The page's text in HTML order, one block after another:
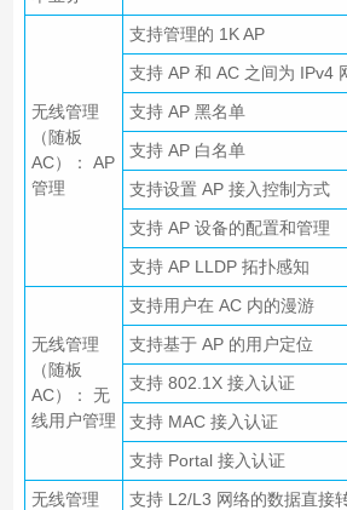
无线管理
（随板
AC）： AP
管理
支持管理的 1K AP
支持 AP 和 AC 之间为 IPv4
支持 AP 黑名单
支持 AP 白名单
支持设置 AP 接入控制方式
支持 AP 设备的配置和管理
支持 AP LLDP 拓扑感知
无线管理
（随板
AC）： 无
线用户管理
支持用户在 AC 内的漫游
支持基于 AP 的用户定位
支持 802.1X 接入认证
支持 MAC 接入认证
支持 Portal 接入认证
无线管理
支持 L2/L3 网络的数据直接